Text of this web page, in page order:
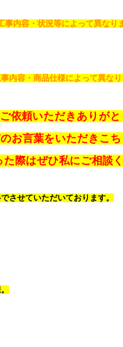
内容・状況等によって異なり
内容・商品仕様によって異なり
依頼いただきありがと
お言葉をいただきこ
際はぜひ私にご相談
させていただいております。